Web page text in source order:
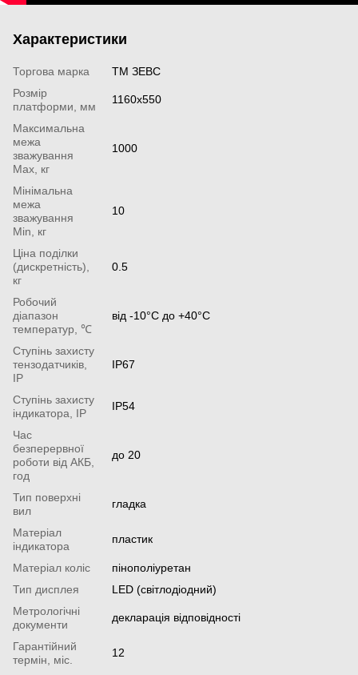
Характеристики
Торгова марка
ТМ ЗЕВС
Розмір
платформи, мм
1160х550
Максимальна
межа
зважування
Мах, кг
1000
Мінімальна
межа
зважування
Min, кг
10
Ціна поділки
(дискретність),
кг
0.5
Робочий
діапазон
температур, ℃
від -10°С до +40°С
Ступінь захисту
тензодатчиків,
IP
IP67
Ступінь захисту
індикатора, IP
IP54
Час
безперервної
роботи від АКБ,
год
до 20
Тип поверхні
вил
гладка
Матеріал
індикатора
пластик
Матеріал коліс
пінополіуретан
Тип дисплея
LED (світлодіодний)
Метрологічні
документи
декларація відповідності
Гарантійний
термін, міс.
12